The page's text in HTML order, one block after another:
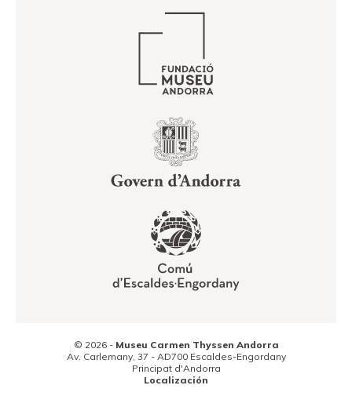
© 2026 - Museu Carmen Thyssen Andorra
Av. Carlemany, 37 - AD700 Escaldes-Engordany
Principat d'Andorra
Localización